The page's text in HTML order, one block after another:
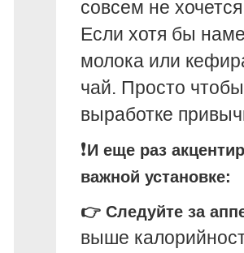
совсем не
Если хотя бы
молока или
чай. Просто
выработке
❗И еще раз
важной установке:
👉 Следуйте за
выше